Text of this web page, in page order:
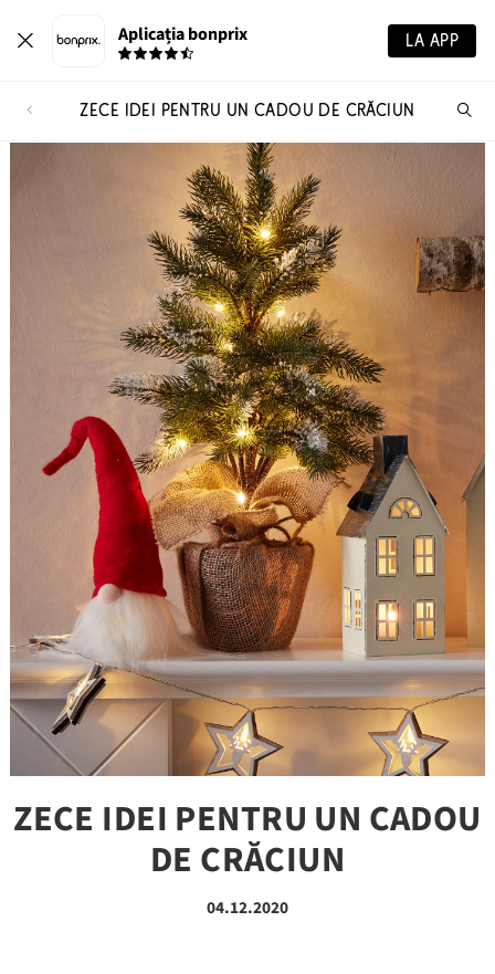
Aplicația bonprix LA APP
ZECE IDEI PENTRU UN CADOU DE CRĂCIUN
ZECE IDEI PENTRU UN CADOU
DE CRĂCIUN
04.12.2020